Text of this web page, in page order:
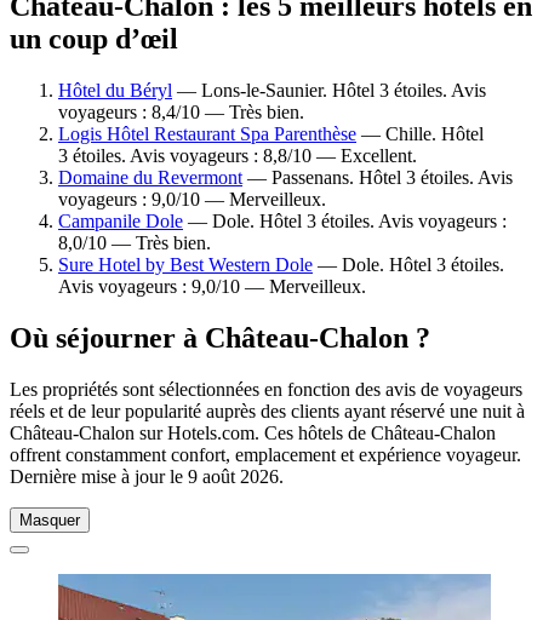
un coup d’œil
Hôtel du Béryl — Lons-le-Saunier. Hôtel 3 étoiles. Avis
voyageurs : 8,4/10 — Très bien.
Logis Hôtel Restaurant Spa Parenthèse — Chille. Hôtel
3 étoiles. Avis voyageurs : 8,8/10 — Excellent.
Domaine du Revermont — Passenans. Hôtel 3 étoiles. Avis
voyageurs : 9,0/10 — Merveilleux.
Campanile Dole — Dole. Hôtel 3 étoiles. Avis voyageurs :
8,0/10 — Très bien.
Sure Hotel by Best Western Dole — Dole. Hôtel 3 étoiles.
Avis voyageurs : 9,0/10 — Merveilleux.
Où séjourner à Château-Chalon ?
Les propriétés sont sélectionnées en fonction des avis de voyageurs
réels et de leur popularité auprès des clients ayant réservé une nuit à
Château-Chalon sur Hotels.com. Ces hôtels de Château-Chalon
offrent constamment confort, emplacement et expérience voyageur.
Dernière mise à jour le 9 août 2026.
Masquer